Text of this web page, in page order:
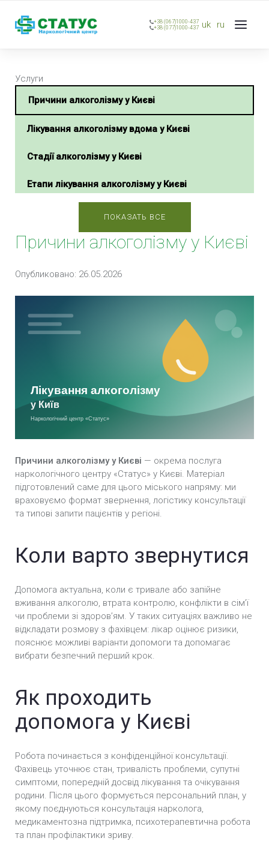
+38 (067)1000-437
+38 (077)1000-437 uk ru
Услуги
Причини алкоголізму у Києві
Лікування алкоголізму вдома у Києві
Стадії алкоголізму у Києві
Етапи лікування алкоголізму у Києві
Методи лікування алкоголізму у Києві
Медикаментозне лікування алкоголізму у Києві
Лікування алкогольної інтоксикації у Києві
Лікування похмілля у Києві
Психологічна допомога в разі алкоголізму у
Лікування пивного алкоголізму у Києві
Лікування жіночого алкоголізму у Києві
Лікування алкоголізму гіпнозом у Києві
Амбулаторне лікування алкоголізму у Києві
Реабілітація від алкоголізму у Києві
Анонімне лікування алкоголізму у Києві
Лікування алкоголізму в стаціонарі у Києві
ПОКАЗАТЬ ВСЕ
Причини алкоголізму у Києві
Опубликовано: 26.05.2026
Причини алкоголізму у Києві — окрема послуга
наркологічного центру «Статус» у Києві. Матеріал
підготовлений саме для цього міського напряму: ми
враховуємо формат звернення, логістику консультації
та типові запити пацієнтів у регіоні.
Коли варто звернутися
Допомога актуальна, коли є тривале або запійне
вживання алкоголю, втрата контролю, конфлікти в сімʼї
чи проблеми зі здоровʼям. У таких ситуаціях важливо не
відкладати розмову з фахівцем: лікар оцінює ризики,
пояснює можливі варіанти допомоги та допомагає
вибрати безпечний перший крок.
Як проходить
допомога у Києві
Робота починається з конфіденційної консультації.
Фахівець уточнює стан, тривалість проблеми, супутні
симптоми, попередній досвід лікування та очікування
родини. Після цього формується персональний план, у
якому поєднуються консультація нарколога,
медикаментозна підтримка, психотерапевтична робота
та план профілактики зриву.